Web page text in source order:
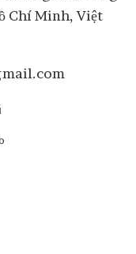
Chí Minh, Việt